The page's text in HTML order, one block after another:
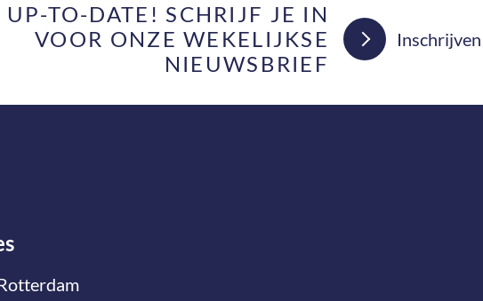
TO-DATE! SCHRIJF JE IN
VOOR ONZE WEKELIJKSE
NIEUWSBRIEF
Inschrijven